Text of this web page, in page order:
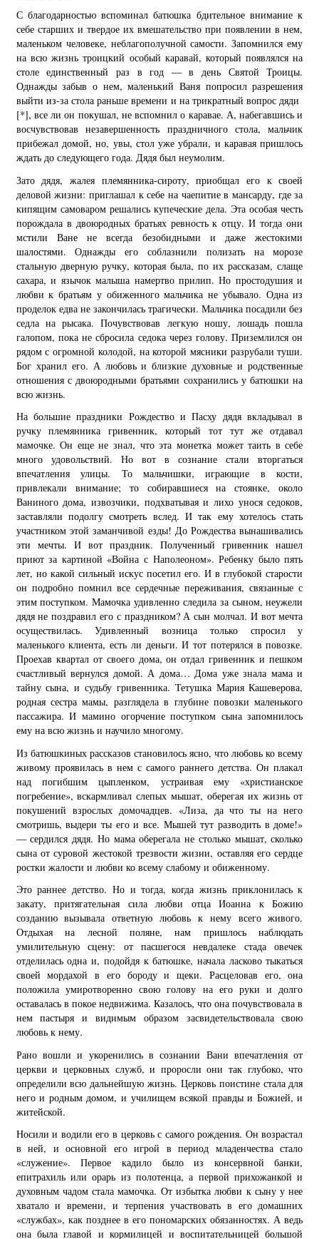
С благодарностью вспоминал батюшка бдительное внимание к
себе старших и твердое их вмешательство при появлении в нем,
маленьком человеке, неблагополучной самости. Запомнился ему
на всю жизнь троицкий особый каравай, который появлялся на
столе единственный раз в год — в день Святой Троицы.
Однажды забыв о нем, маленький Ваня попросил разрешения
выйти из-за стола раньше времени и на трикратный вопрос дяди
[*], все ли он покушал, не вспомнил о каравае. А, набегавшись и
восчувствовав незавершенность праздничного стола, мальчик
прибежал домой, но, увы, стол уже убрали, и каравая пришлось
ждать до следующего года. Дядя был неумолим.
Зато дядя, жалея племянника-сироту, приобщал его к своей
деловой жизни: приглашал к себе на чаепитие в мансарду, где за
кипящим самоваром решались купеческие дела. Эта особая честь
порождала в двоюродных братьях ревность к отцу. И тогда они
мстили Ване не всегда безобидными и даже жестокими
шалостями. Однажды его соблазнили полизать на морозе
стальную дверную ручку, которая была, по их рассказам, слаще
сахара, и язычок малыша намертво прилип. Но простодушия и
любви к братьям у обиженного мальчика не убывало. Одна из
проделок едва не закончилась трагически. Мальчика посадили без
седла на рысака. Почувствовав легкую ношу, лошадь пошла
галопом, пока не сбросила седока через голову. Приземлился он
рядом с огромной колодой, на которой мясники разрубали туши.
Бог хранил его. А любовь и близкие духовные и родственные
отношения с двоюродными братьями сохранились у батюшки на
всю жизнь.
На большие праздники Рождество и Пасху дядя вкладывал в
ручку племянника гривенник, который тот тут же отдавал
мамочке. Он еще не знал, что эта монетка может таить в себе
много удовольствий. Но вот в сознание стали вторгаться
впечатления улицы. То мальчишки, играющие в кости,
привлекали внимание; то собиравшиеся на стоянке, около
Ваниного дома, извозчики, подхватывая и лихо унося седоков,
заставляли подолгу смотреть вслед. И так ему хотелось стать
участником этой заманчивой езды! До Рождества вынашивались
эти мечты. И вот праздник. Полученный гривенник нашел
приют за картиной «Война с Наполеоном». Ребенку было пять
лет, но какой сильный искус посетил его. И в глубокой старости
он подробно помнил все сердечные переживания, связанные с
этим поступком. Мамочка удивленно следила за сыном, неужели
дядя не поздравил его с праздником? А сын молчал. И вот мечта
осуществилась. Удивленный возница только спросил у
маленького клиента, есть ли деньги. И тот потерялся в повозке.
Проехав квартал от своего дома, он отдал гривенник и пешком
счастливый вернулся домой. А дома… Дома уже знала мама и
тайну сына, и судьбу гривенника. Тетушка Мария Кашеверова,
родная сестра мамы, разглядела в глубине повозки маленького
пассажира. И мамино огорчение поступком сына запомнилось
ему на всю жизнь и научило многому.
Из батюшкиных рассказов становилось ясно, что любовь ко всему
живому проявилась в нем с самого раннего детства. Он плакал
над погибшим цыпленком, устраивая ему «христианское
погребение», вскармливал слепых мышат, оберегая их жизнь от
покушений взрослых домочадцев. «Лиза, да что ты на него
смотришь, выдери ты его и все. Мышей тут разводить в доме!»
— сердился дядя. Но мама оберегала не столько мышат, сколько
сына от суровой жестокой трезвости жизни, оставляя его сердце
ростки жалости и любви ко всему слабому и обиженному.
Это раннее детство. Но и тогда, когда жизнь приклонилась к
закату, притягательная сила любви отца Иоанна к Божию
созданию вызывала ответную любовь к нему всего живого.
Отдыхая на лесной поляне, нам пришлось наблюдать
умилительную сцену: от пасшегося невдалеке стада овечек
отделилась одна и, подойдя к батюшке, начала ласково тыкаться
своей мордахой в его бороду и щеки. Расцеловав его, она
положила умиротворенно свою голову на его руки и долго
оставалась в покое недвижима. Казалось, что она почувствовала в
нем пастыря и видимым образом засвидетельствовала свою
любовь к нему.
Рано вошли и укоренились в сознании Вани впечатления от
церкви и церковных служб, и проросли они так глубоко, что
определили всю дальнейшую жизнь. Церковь поистине стала для
него и родным домом, и училищем всякой правды и Божией, и
житейской.
Носили и водили его в церковь с самого рождения. Он возрастал
в ней, и основной его игрой в период младенчества стало
«служение». Первое кадило было из консервной банки,
епитрахиль или орарь из полотенца, а первой прихожанкой и
духовным чадом стала мамочка. От избытка любви к сыну у нее
хватало и времени, и терпения участвовать в его домашних
«службах», как позднее в его пономарских обязанностях. А ведь
она была главой и кормилицей и воспитательницей большой